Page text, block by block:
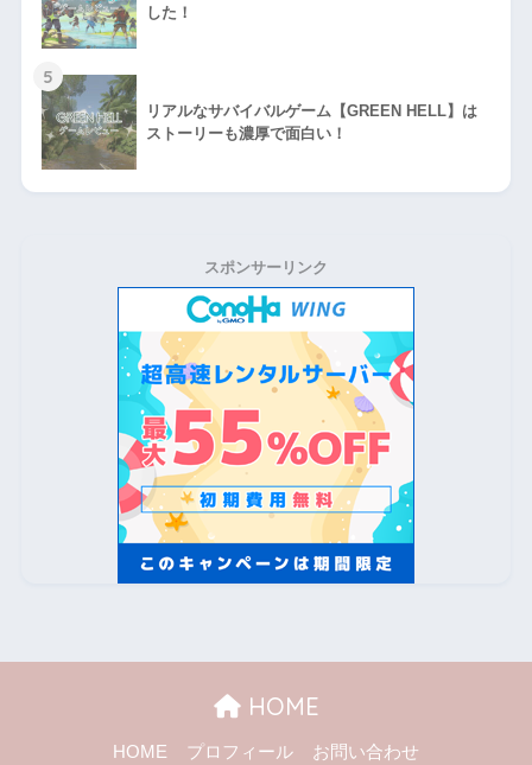
した！
5
リアルなサバイバルゲーム【GREEN HELL】は
ストーリーも濃厚で面白い！
スポンサーリンク
HOME
HOME プロフィール お問い合わせ